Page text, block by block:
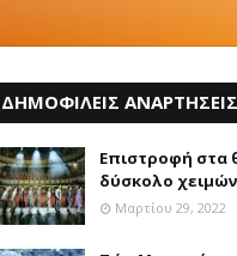
ΔΗΜΟΦΙΛΕΙΣ ΑΝΑΡΤΗΣΕΙΣ
Επιστροφή στα
δύσκολο
Μαρτίου 29, 2022